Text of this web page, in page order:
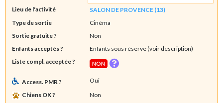
Lieu de l'activité
SALON DE PROVENCE (13)
Type de sortie
Cinéma
Sortie gratuite ?
Non
Enfants acceptés ?
Enfants sous réserve (voir description)
Liste compl. acceptée ?
NON
Access. PMR ?
Oui
Chiens OK ?
Non